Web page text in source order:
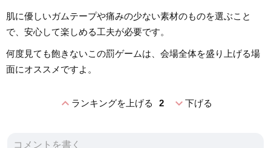
肌に優しいガムテープや痛みの少ない素材のものを選ぶこと
で、安心して楽しめる工夫が必要です。
何度見ても飽きないこの罰ゲームは、会場全体を盛り上げる場
面にオススメですよ。
expand_lessランキングを上げる 2 expand_more下げる